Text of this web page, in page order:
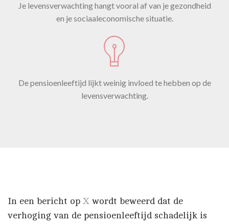
Je levensverwachting hangt vooral af van je gezondheid
en je sociaaleconomische situatie.
De pensioenleeftijd lijkt weinig invloed te hebben op de
levensverwachting.
In een bericht op X wordt beweerd dat de
verhoging van de pensioenleeftijd schadelijk is